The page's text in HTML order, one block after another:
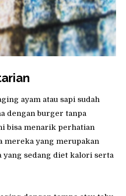
ayam atau sapi sudah
dengan burger tanpa
bisa menarik perhatian
mereka yang merupakan
yang sedang diet kalori serta